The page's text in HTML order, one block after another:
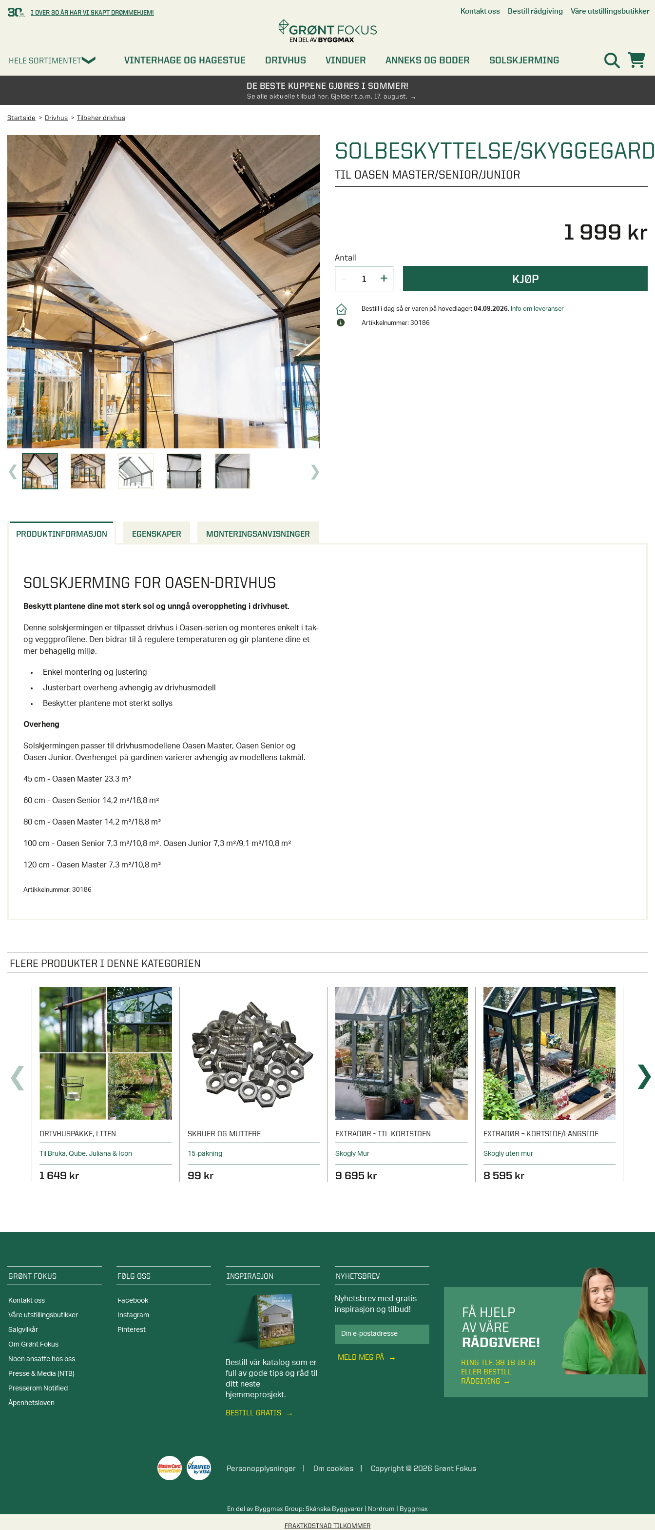
I OVER 30 ÅR HAR VI SKAPT DRØMMEHJEM! Kontakt oss Bestill rådgiving Våre utstillingsbutikker
Kristiansand
HELE SORTIMENTET VINTERHAGE OG HAGESTUE DRIVHUS VINDUER ANNEKS OG BODER
SOLSKJERMING
DØRER
GARDEROBER
DE BESTE KUPPENE GJØRES I SOMMER!
Se alle aktuelle tilbud her. Gjelder t.o.m. 17. august.
Startside Drivhus Tilbehør drivhus
SOLBESKYTTELSE/
TIL OASEN MASTER/SENIOR/JUNIOR
1 999 kr
Antall
KJØP
Bestill i dag så er varen på hovedlager: 04.09.2026. Info om leveranser
Artikkelnummer: 30186
PRODUKTINFORMASJON EGENSKAPER MONTERINGSANVISNINGER
SOLSKJERMING FOR OASEN-DRIVHUS
Beskytt plantene dine mot sterk sol og unngå overoppheting i drivhuset.
Denne solskjermingen er tilpasset drivhus i Oasen-serien og monteres enkelt i tak-
og veggprofilene. Den bidrar til å regulere temperaturen og gir plantene dine et
mer behagelig miljø.
Enkel montering og justering
Justerbart overheng avhengig av drivhusmodell
Beskytter plantene mot sterkt sollys
Overheng
Solskjermingen passer til drivhusmodellene Oasen Master, Oasen Senior og
Oasen Junior. Overhenget på gardinen varierer avhengig av modellens takmål.
45 cm - Oasen Master 23,3 m²
60 cm - Oasen Senior 14,2 m²/18,8 m²
80 cm - Oasen Master 14,2 m²/18,8 m²
100 cm - Oasen Senior 7,3 m²/10,8 m², Oasen Junior 7,3 m²/9,1 m²/10,8 m²
120 cm - Oasen Master 7,3 m²/10,8 m²
Artikkelnummer: 30186
FLERE PRODUKTER I DENNE KATEGORIEN
DRIVHUSPAKKE, LITEN
Til Bruka, Qube, Juliana & Icon
1 649 kr
SKRUER OG MUTTERE
15-pakning
99 kr
EXTRADØR - TIL KORTSIDEN
Skogly Mur
9 695 kr
EXTRADØR – KORTSIDE/LANGSIDE
Skogly uten mur
8 595 kr
GRØNT FOKUS
Kontakt oss
Våre utstillingsbutikker
Salgvilkår
Om Grønt Fokus
Noen ansatte hos oss
Presse & Media (NTB)
Presserom Notified
Åpenhetsloven
FØLG OSS
Facebook
Instagram
Pinterest
INSPIRASJON
Bestill vår katalog som er
full av gode tips og råd til
ditt neste
hjemmeprosjekt.
BESTILL GRATIS
NYHETSBREV
Nyhetsbrev med gratis
inspirasjon og tilbud!
MELD MEG PÅ
FÅ HJELP
AV VÅRE
RÅDGIVERE!
RING TLF. 38 18 18 18
ELLER BESTILL
RÅDGIVING
Personopplysninger Om cookies Copyright © 2026 Grønt Fokus
En del av Byggmax Group:Skånska Byggvaror | Nordrum | Byggmax
FRAKTKOSTNAD TILKOMMER